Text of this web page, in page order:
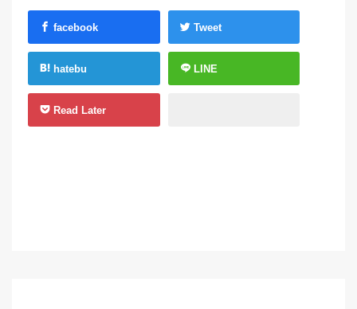
facebook Tweet
hatebu LINE
Read Later